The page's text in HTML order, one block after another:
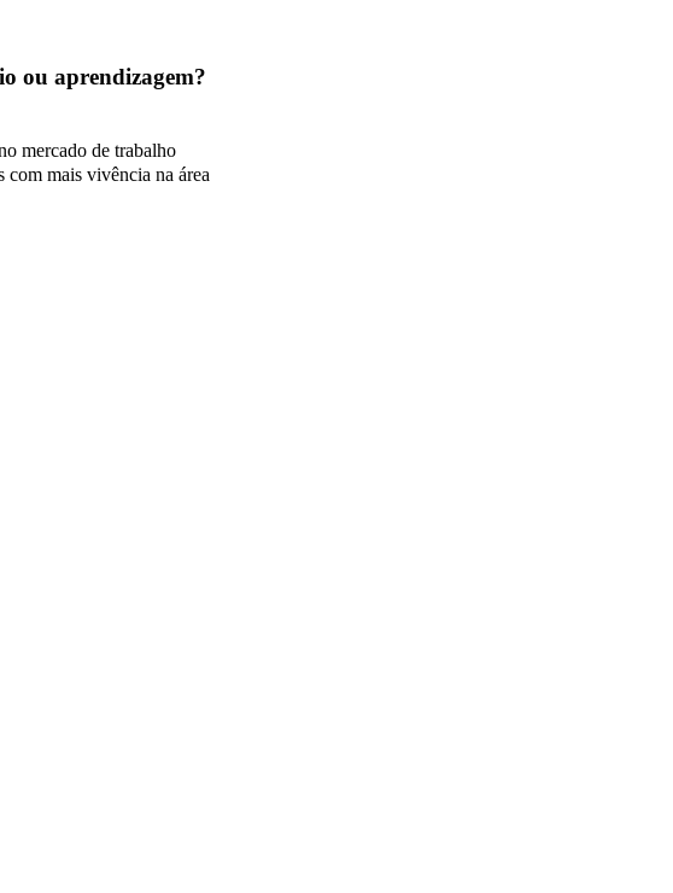
ou aprendizagem?
mercado de trabalho
com mais vivência na área